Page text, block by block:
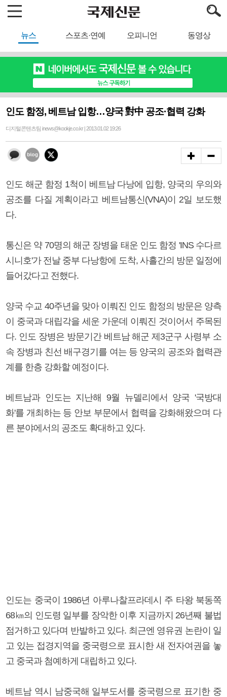
뉴스 스포츠·연예 오피니언 동영상
인도 함정, 베트남 입항…양국 對中 공조·협력 강화
디지털콘텐츠팀 inews@kookje.co.kr | 2013.01.02 19:26
인도 해군 함정 1척이 베트남 다낭에 입항, 양국의 우의와
공조를 다질 계획이라고 베트남통신(VNA)이 2일 보도했
다.
통신은 약 70명의 해군 장병을 태운 인도 함정 'INS 수다르
시니호'가 전날 중부 다낭항에 도착, 사흘간의 방문 일정에
들어갔다고 전했다.
양국 수교 40주년을 맞아 이뤄진 인도 함정의 방문은 양측
이 중국과 대립각을 세운 가운데 이뤄진 것이어서 주목된
다. 인도 장병은 방문기간 베트남 해군 제3군구 사령부 소
속 장병과 친선 배구경기를 여는 등 양국의 공조와 협력관
계를 한층 강화할 예정이다.
베트남과 인도는 지난해 9월 뉴델리에서 양국 '국방대
화'를 개최하는 등 안보 부문에서 협력을 강화해왔으며 다
른 분야에서의 공조도 확대하고 있다.
인도는 중국이 1986년 아루나찰프라데시 주 타왕 북동쪽
68㎞의 인도령 일부를 장악한 이후 지금까지 26년째 불법
점거하고 있다며 반발하고 있다. 최근엔 영유권 논란이 일
고 있는 접경지역을 중국령으로 표시한 새 전자여권을 놓
고 중국과 첨예하게 대립하고 있다.
베트남 역시 남중국해 일부도서를 중국령으로 표기한 중